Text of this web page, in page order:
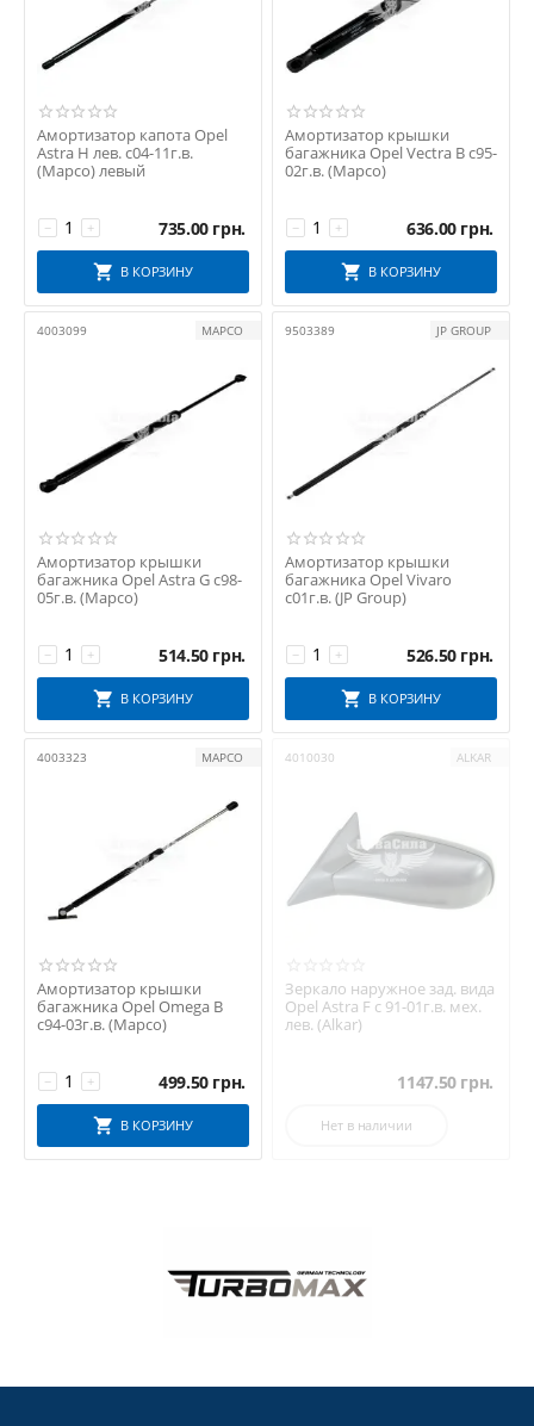
Амортизатор капота Opel
Astra H лев. с04-11г.в.
(Mapco) левый
+
− 735.00 грн.
В КОРЗИНУ
Амортизатор крышки
багажника Opel Vectra B с95-
02г.в. (Mapco)
+
− 636.00 грн.
В КОРЗИНУ
4003099 MAPCO
Амортизатор крышки
багажника Opel Astra G с98-
05г.в. (Mapco)
+
− 514.50 грн.
В КОРЗИНУ
9503389 JP GROUP
Амортизатор крышки
багажника Opel Vivaro
с01г.в. (JP Group)
+
− 526.50 грн.
В КОРЗИНУ
4003323 MAPCO
Амортизатор крышки
багажника Opel Omega B
с94-03г.в. (Mapco)
+
− 499.50 грн.
В КОРЗИНУ
4010030 ALKAR
Зеркало наружное зад. вида
Opel Astra F с 91-01г.в. мех.
лев. (Alkar)
1147.50 грн.
Нет в наличии